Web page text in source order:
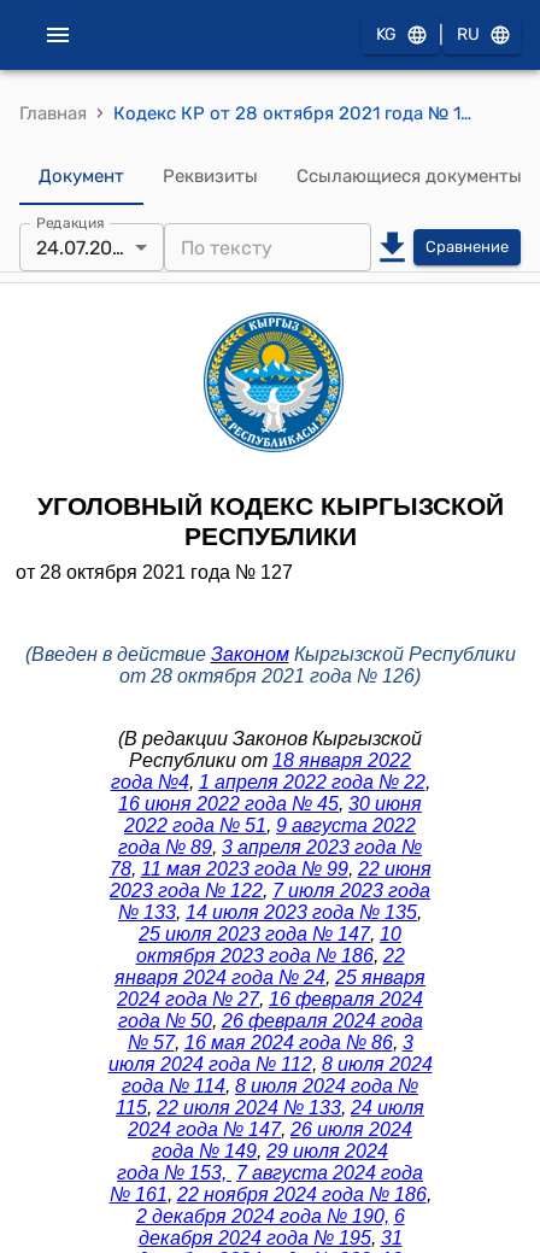
KG RU
Главная › Кодекс КР от 28 октября 2021 года № 127 "Уголовный кодекс Кыргызской Республики"
Документ Реквизиты Ссылающиеся документы
Редакция
24.07.2026 Сравнение